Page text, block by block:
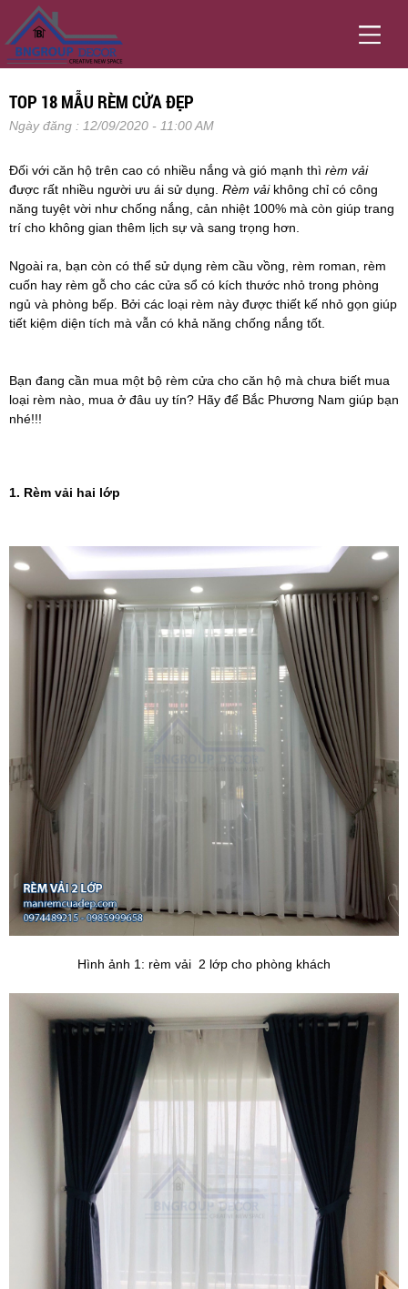
TOP 18 MẪU RÈM CỬA ĐẸP
Ngày đăng : 12/09/2020 - 11:00 AM
Đối với căn hộ trên cao có nhiều nắng và gió mạnh thì rèm vải
được rất nhiều người ưu ái sử dụng. Rèm vải không chỉ có công
năng tuyệt vời như chống nắng, cản nhiệt 100% mà còn giúp trang
trí cho không gian thêm lịch sự và sang trọng hơn.
Ngoài ra, bạn còn có thể sử dụng rèm cầu vồng, rèm roman, rèm
cuốn hay rèm gỗ cho các cửa sổ có kích thước nhỏ trong phòng
ngủ và phòng bếp. Bởi các loại rèm này được thiết kế nhỏ gọn giúp
tiết kiệm diện tích mà vẫn có khả năng chống nắng tốt.
Bạn đang cần mua một bộ rèm cửa cho căn hộ mà chưa biết mua
loại rèm nào, mua ở đâu uy tín? Hãy để Bắc Phương Nam giúp bạn
nhé!!!
1. Rèm vải hai lớp
Hình ảnh 1: rèm vải 2 lớp cho phòng khách